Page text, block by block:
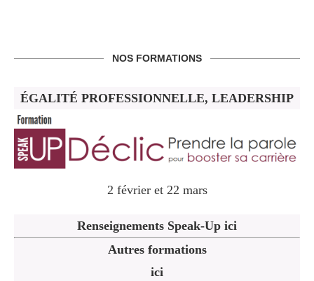
NOS FORMATIONS
ÉGALITÉ PROFESSIONNELLE, LEADERSHIP
2 février et 22 mars
Renseignements Speak-Up ici
Autres formations
ici